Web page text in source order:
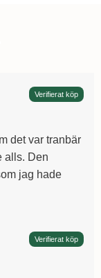
Verifierat köp
det var tranbär
alls. Den
jag hade
Verifierat köp